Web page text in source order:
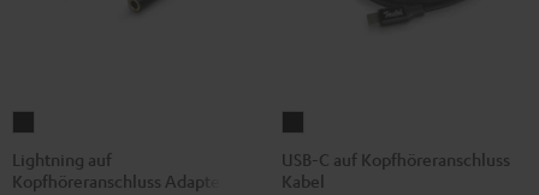
auf
Kopfhöreranschluss
Lightning auf
Kopfhöreranschluss Adapter
C
auf
USB-C auf Kopfhöreranschluss
Kabel